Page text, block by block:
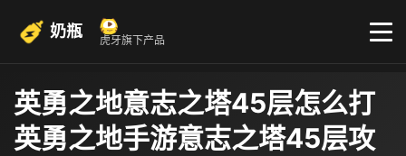
奶瓶 虎牙旗下产品
英勇之地意志之塔45层怎么打
英勇之地手游意志之塔45层攻